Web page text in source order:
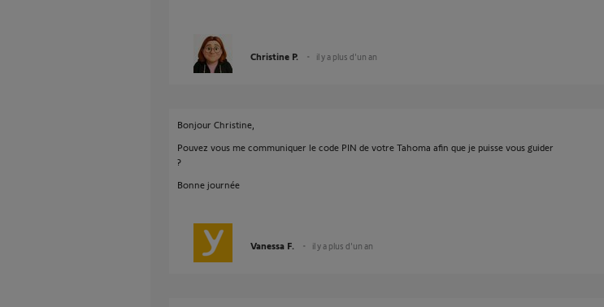
Christine P. il y a plus d'un an
Bonjour Christine,
Pouvez vous me communiquer le code PIN de votre Tahoma afin que je puisse vous guider
?
Bonne journée
Vanessa F. il y a plus d'un an